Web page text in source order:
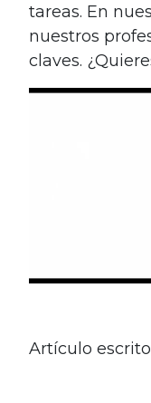
tareas. En
nuestros
claves.
Artículo